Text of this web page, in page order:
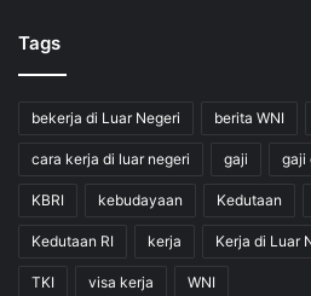
Tags
bekerja di Luar Negeri berita WNI
cara kerja di luar negeri gaji gaji
KBRI kebudayaan Kedutaan
Kedutaan RI kerja Kerja di Luar
TKI visa kerja WNI